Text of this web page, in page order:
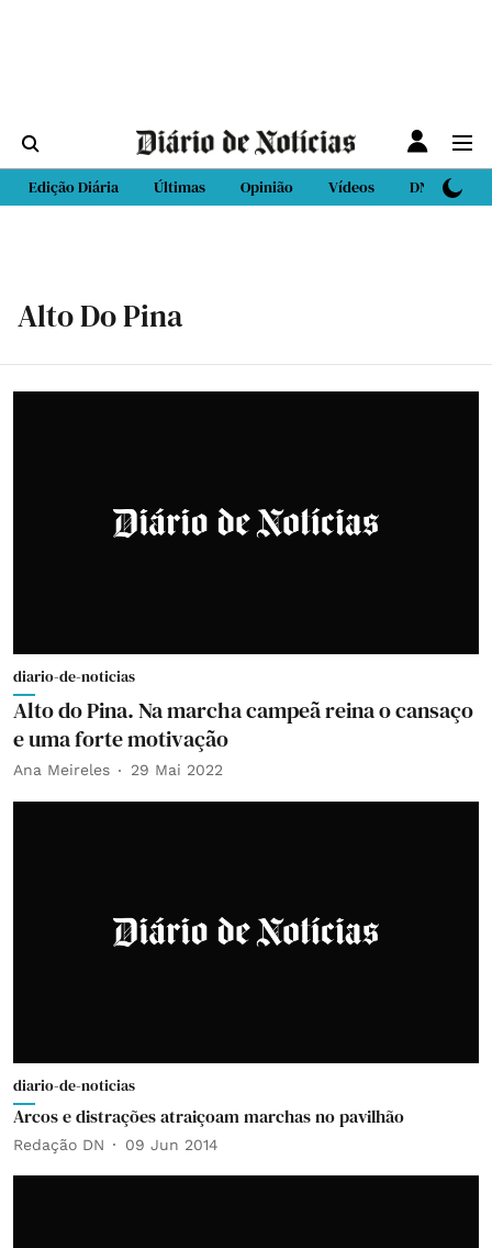
Edição Diária Últimas Opinião Vídeos DN Sport
Alto Do Pina
diario-de-noticias
Alto do Pina. Na marcha campeã reina o cansaço
e uma forte motivação
Ana Meireles 29 Mai 2022
diario-de-noticias
Arcos e distrações atraiçoam marchas no pavilhão
Redação DN 09 Jun 2014